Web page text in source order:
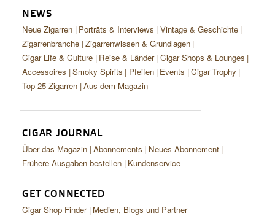
NEWS
Neue Zigarren Porträts & Interviews Vintage & Geschichte
Zigarrenbranche Zigarrenwissen & Grundlagen
Cigar Life & Culture Reise & Länder Cigar Shops & Lounges
Accessoires Smoky Spirits Pfeifen Events Cigar Trophy
Top 25 Zigarren Aus dem Magazin
CIGAR JOURNAL
Über das Magazin Abonnements
Neues Abonnement
Frühere Ausgaben bestellen Kundenservice
GET CONNECTED
Cigar Shop Finder Medien, Blogs und Partner